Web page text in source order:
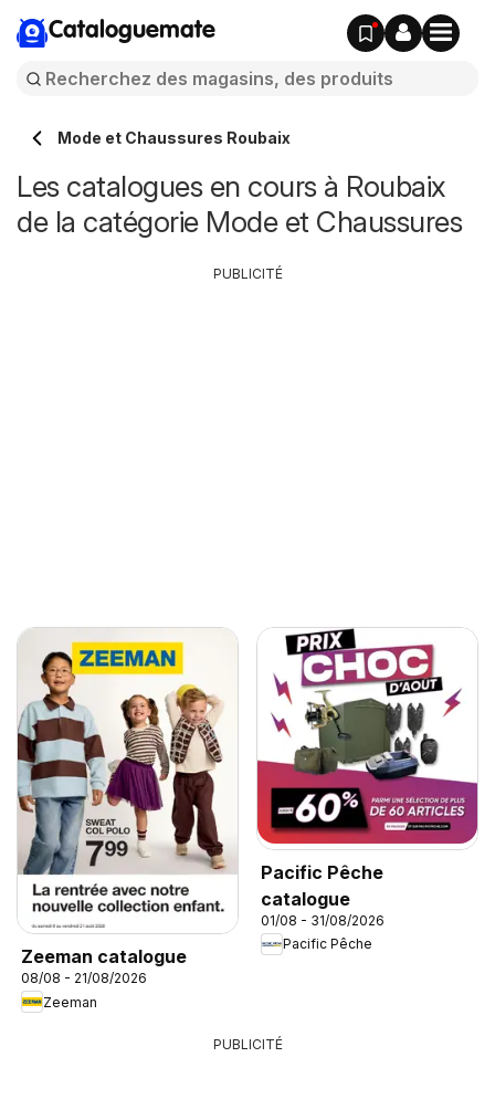
Cataloguemate
Mode et Chaussures Roubaix
Les catalogues en cours à Roubaix
de la catégorie Mode et Chaussures
Zeeman catalogue
08/08 - 21/08/2026
Zeeman
Pacific Pêche
catalogue
01/08 - 31/08/2026
Pacific Pêche
PUBLICITÉ
PUBLICITÉ